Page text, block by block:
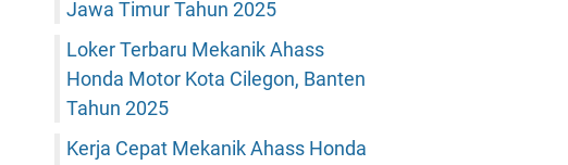
Jawa Timur Tahun 2025
Loker Terbaru Mekanik Ahass
Honda Motor Kota Cilegon, Banten
Tahun 2025
Kerja Cepat Mekanik Ahass Honda